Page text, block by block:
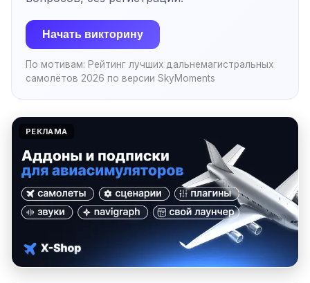
Начать викторину
По мотивам: Рейтинг лучших дальнемагистральных
самолётов 2026 по версии SkyMoments
РЕКЛАМА